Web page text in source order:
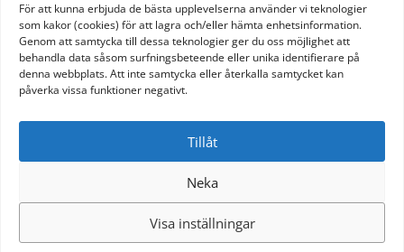
För att kunna erbjuda de bästa upplevelserna använder vi teknologier
som kakor (cookies) för att lagra och/eller hämta enhetsinformation.
Genom att samtycka till dessa teknologier ger du oss möjlighet att
behandla data såsom surfningsbeteende eller unika identifierare på
denna webbplats. Att inte samtycka eller återkalla samtycket kan
påverka vissa funktioner negativt.
Tillåt
Neka
Visa inställningar